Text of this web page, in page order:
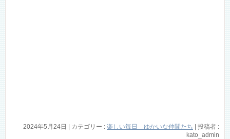
2024年5月24日 カテゴリー : 楽しい毎日 ゆかいな仲間たち
投稿者 :
kato_admin